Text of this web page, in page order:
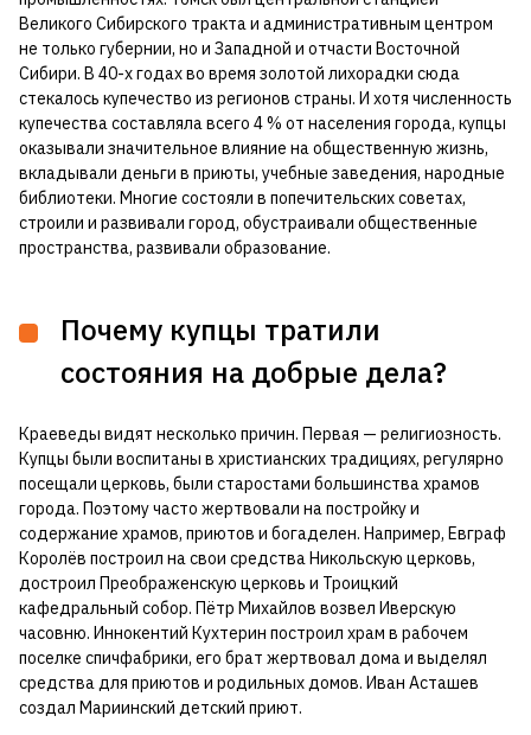
Великого Сибирского тракта и административным центром
не только губернии, но и Западной и отчасти Восточной
Сибири. В 40-х годах во время золотой лихорадки сюда
стекалось купечество из регионов страны. И хотя численность
купечества составляла всего 4 % от населения города, купцы
оказывали значительное влияние на общественную жизнь,
вкладывали деньги в приюты, учебные заведения, народные
библиотеки. Многие состояли в попечительских советах,
строили и развивали город, обустраивали общественные
пространства, развивали образование.
Почему купцы тратили
состояния на добрые дела?
Краеведы видят несколько причин. Первая — религиозность.
Купцы были воспитаны в христианских традициях, регулярно
посещали церковь, были старостами большинства храмов
города. Поэтому часто жертвовали на постройку и
содержание храмов, приютов и богаделен. Например, Евграф
Королёв построил на свои средства Никольскую церковь,
достроил Преображенскую церковь и Троицкий
кафедральный собор. Пётр Михайлов возвел Иверскую
часовню. Иннокентий Кухтерин построил храм в рабочем
поселке спичфабрики, его брат жертвовал дома и выделял
средства для приютов и родильных домов. Иван Асташев
создал Мариинский детский приют.